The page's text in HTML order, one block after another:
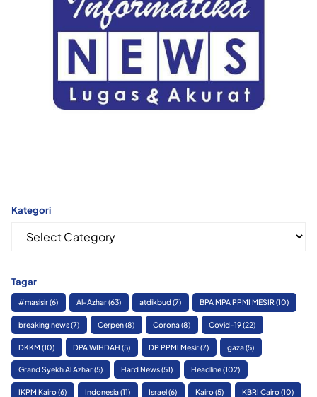
Kategori
Kategori
Tagar
#masisir(6) Al-Azhar(63) atdikbud(7) BPA MPA PPMI MESIR(10)
breaking news(7) Cerpen(8) Corona(8) Covid-19(22)
DKKM (10) DPA WIHDAH (5) DP PPMI Mesir(7) gaza(5)
Grand Syekh Al Azhar(5) Hard News(51) Headline(102)
IKPM Kairo(6) Indonesia(11) Israel(6) Kairo(5) KBRI Cairo(10)